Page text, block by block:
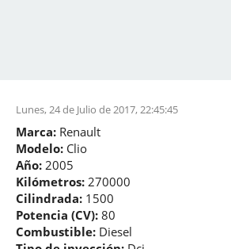
Lunes, 24 de Julio de 2017, 22:45:45
Marca: Renault
Modelo: Clio
Año: 2005
Kilómetros: 270000
Cilindrada: 1500
Potencia (CV): 80
Combustible: Diesel